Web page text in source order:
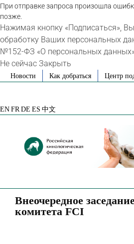
При отправке запроса произошла
позже.
Нажимая кнопку «Подписаться»,
обработку Ваших персональных
№152-ФЗ «О персональных
Не сейчас Закрыть
SkipНовости Как добраться Центр
EN FR DE ES 中文
Внеочередное
комитета FCI